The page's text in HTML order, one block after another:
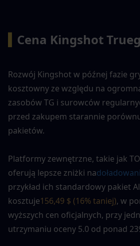
Cena Kingshot
Rozwój Kingshot w późnej fazie
kosztowny ze względu na
zasobów TG i surowców
przed zakupem starannie
pakietów.
Platformy zewnętrzne, takie jak
oferują lepsze zniżki na
przykład ich standardowy pakiet
kosztuje156,49 $ (16% taniej), w
wyższych cen oficjalnych, przy
utrzymaniu oceny 5.0 od ponad